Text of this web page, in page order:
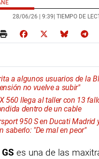
28/06/26 | 9:39 | TIEMPO DE
a algunos usuarios de la
no vuelve a subir"
560 llega al taller con 13
dentro de un cable
950 S en Ducati Madrid
saberlo: "De mal en peor"
es una de las